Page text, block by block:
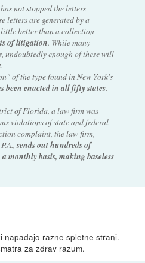
not stopped the letters
letters are generated by a
better than a collection
of litigation. While many
undoubtedly enough of these will
of the type found in New York's
been enacted in all fifty states.
of Florida, a law firm was
violations of state and federal
complaint, the law firm,
sends out hundreds of
monthly basis, making baseless
napadajo razne spletne strani.
za zdrav razum.